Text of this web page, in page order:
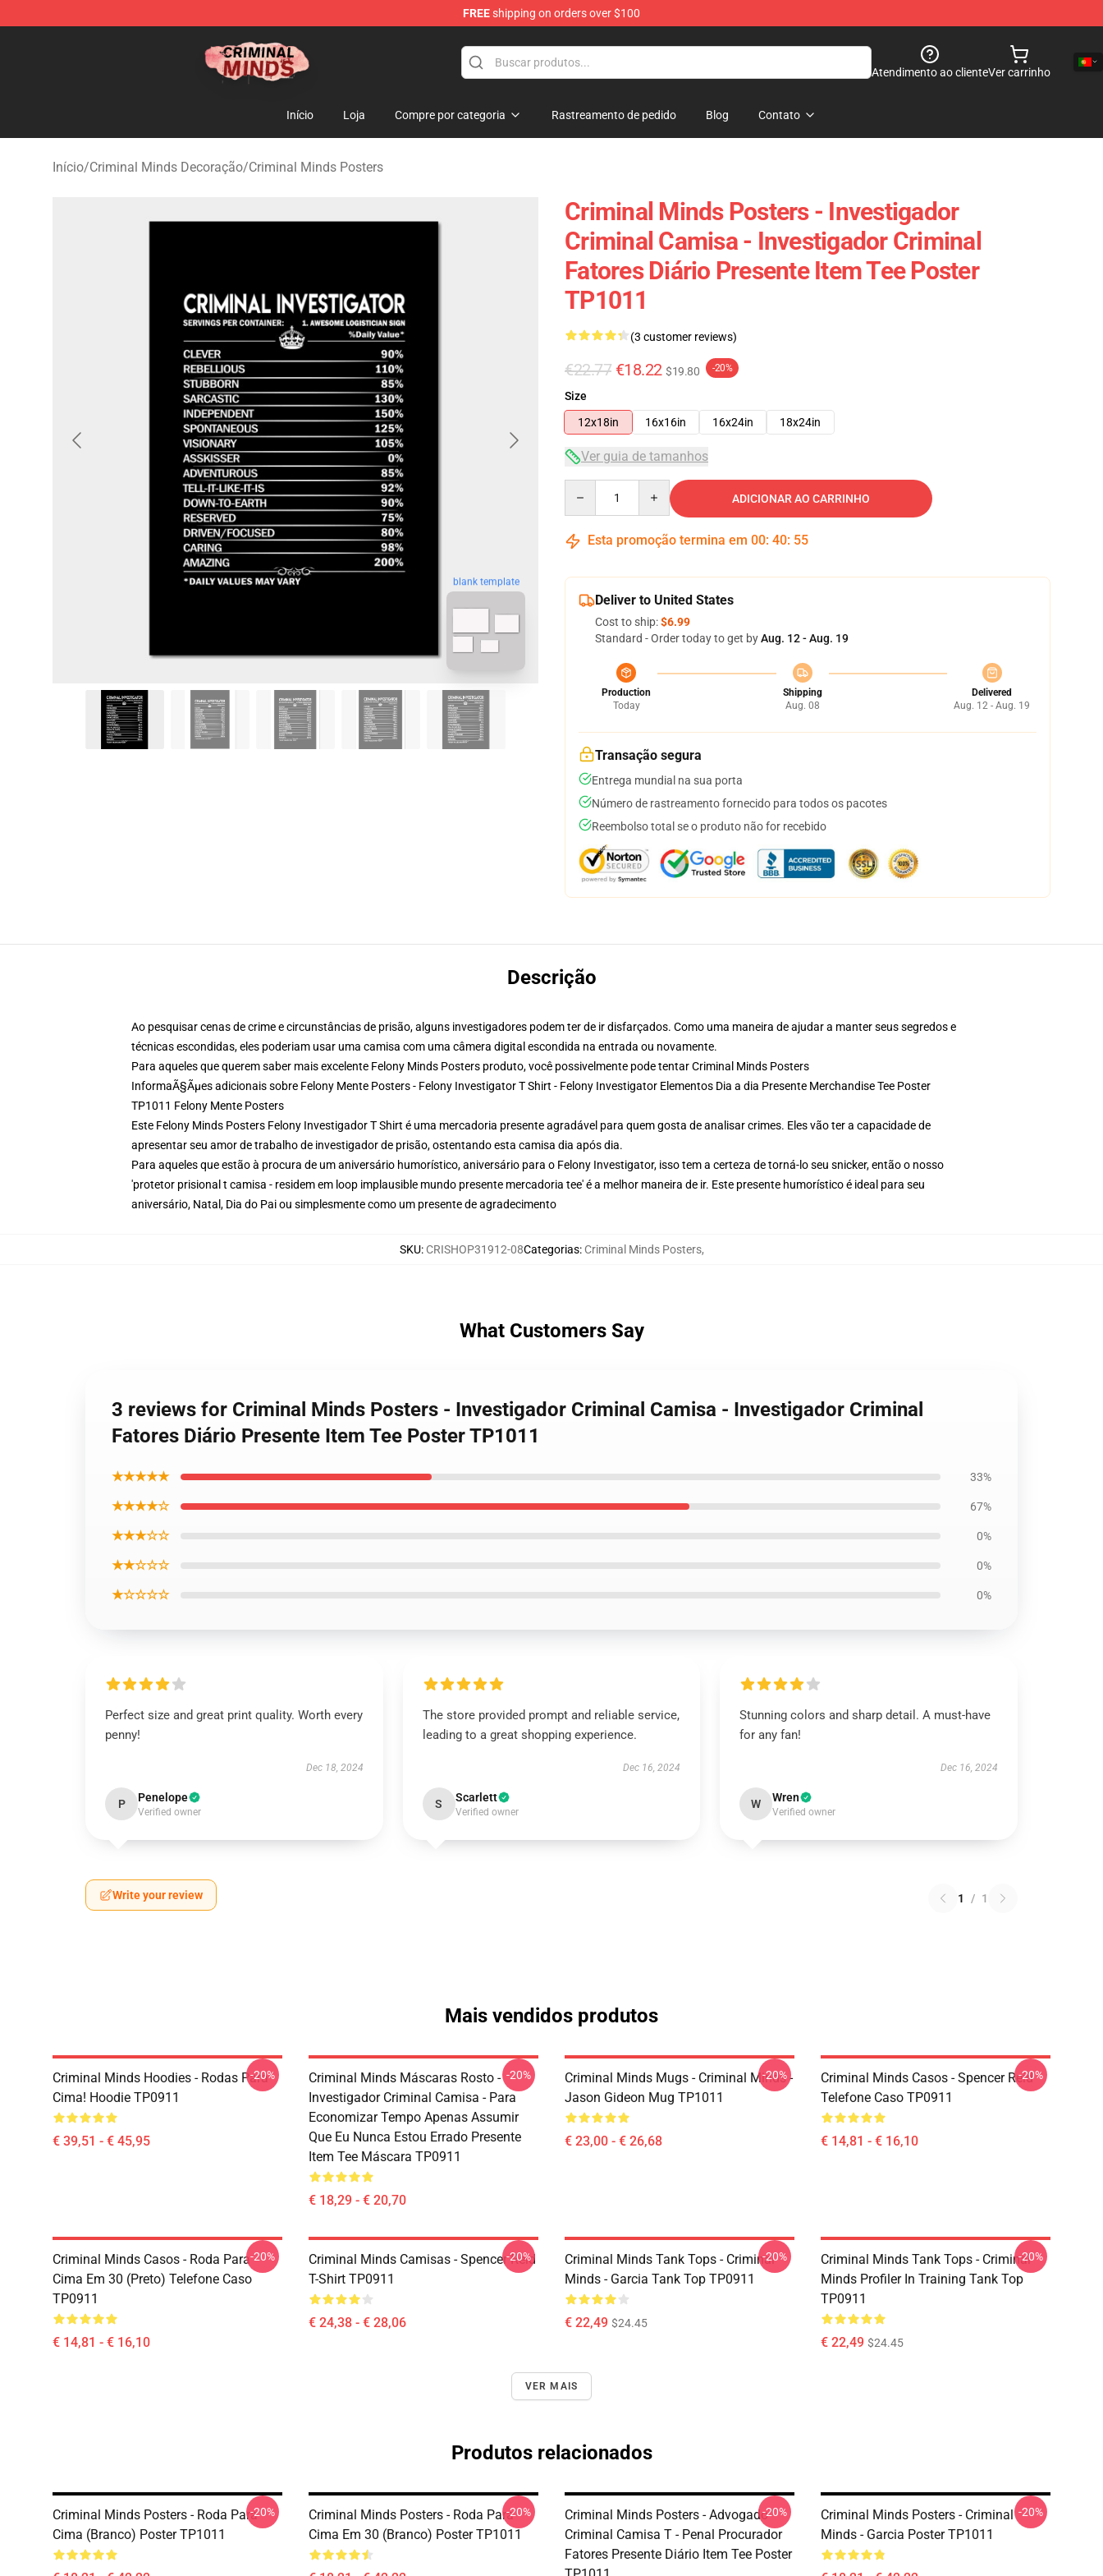
FREEshipping on orders over $100
Criminal Minds Shop - Official Criminal Minds Merchandise Store
Atendimento ao clienteVer carrinho
Início Loja Compre por categoria Rastreamento de pedido Blog Contato
Início/Criminal Minds Decoração/Criminal Minds Posters
blank template
Criminal Minds Posters - Investigador
Criminal Camisa - Investigador Criminal
Fatores Diário Presente Item Tee Poster
TP1011
(3 customer reviews)
€22.77 €18.22 $19.80 -20%
Size
12x18in
16x16in 16x24in 18x24in
Ver guia de tamanhos
ADICIONAR AO CARRINHO
Esta promoção termina em 00: 40: 54
Deliver to United States
Cost to ship:$6.99
Standard - Order today to get byAug. 12 - Aug. 19
Production
Today
Shipping
Aug. 08
Delivered
Aug. 12 - Aug. 19
Transação segura
Entrega mundial na sua porta
Número de rastreamento fornecido para todos os pacotes
Reembolso total se o produto não for recebido
Descrição
Ao pesquisar cenas de crime e circunstâncias de prisão, alguns investigadores podem ter de ir disfarçados. Como uma maneira de ajudar a manter seus segredos e
técnicas escondidas, eles poderiam usar uma camisa com uma câmera digital escondida na entrada ou novamente.
Para aqueles que querem saber mais excelente Felony Minds Posters produto, você possivelmente pode tentarCriminal Minds Posters
InformaÃ§Ãμes adicionais sobre Felony Mente Posters - Felony Investigator T Shirt - Felony Investigator Elementos Dia a dia Presente Merchandise Tee Poster
TP1011 Felony Mente Posters
Este Felony Minds Posters Felony Investigador T Shirt é uma mercadoria presente agradável para quem gosta de analisar crimes. Eles vão ter a capacidade de
apresentar seu amor de trabalho de investigador de prisão, ostentando esta camisa dia após dia.
Para aqueles que estão à procura de um aniversário humorístico, aniversário para o Felony Investigator, isso tem a certeza de torná-lo seu snicker, então o nosso
'protetor prisional t camisa - residem em loop implausible mundo presente mercadoria tee' é a melhor maneira de ir. Este presente humorístico é ideal para seu
aniversário, Natal, Dia do Pai ou simplesmente como um presente de agradecimento
SKU: CRISHOP31912-08Categorias: Criminal Minds Posters,
What Customers Say
3 reviews for Criminal Minds Posters - Investigador Criminal Camisa - Investigador Criminal
Fatores Diário Presente Item Tee Poster TP1011
★★★★★ 33%
★★★★☆ 67%
★★★☆☆ 0%
★★☆☆☆ 0%
★☆☆☆☆ 0%
Perfect size and great print quality. Worth every
penny!
Dec 18, 2024
P Penelope
Verified owner
The store provided prompt and reliable service,
leading to a great shopping experience.
Dec 16, 2024
S Scarlett
Verified owner
Stunning colors and sharp detail. A must-have
for any fan!
Dec 16, 2024
W Wren
Verified owner
Write your review 1 / 1
Mais vendidos produtos
Criminal Minds Hoodies - Rodas Para
Cima! Hoodie TP0911
€ 39,51 - € 45,95
-20%
Criminal Minds Máscaras Rosto -
Investigador Criminal Camisa - Para
Economizar Tempo Apenas Assumir
Que Eu Nunca Estou Errado Presente
Item Tee Máscara TP0911
€ 18,29 - € 20,70
-20%
Criminal Minds Mugs - Criminal Minds -
Jason Gideon Mug TP1011
€ 23,00 - € 26,68
-20%
Criminal Minds Casos - Spencer Reid
Telefone Caso TP0911
€ 14,81 - € 16,10
-20%
Criminal Minds Casos - Roda Para
Cima Em 30 (preto) Telefone Caso
TP0911
€ 14,81 - € 16,10
-20%
Criminal Minds Camisas - Spencer Reid
T-Shirt TP0911
€ 24,38 - € 28,06
-20%
Criminal Minds Tank Tops - Criminal
Minds - Garcia Tank Top TP0911
€ 22,49 $24.45
-20%
Criminal Minds Tank Tops - Criminal
Minds Profiler In Training Tank Top
TP0911
€ 22,49 $24.45
-20%
VER MAIS
Produtos relacionados
Criminal Minds Posters - Roda Para
Cima (branco) Poster TP1011
-20%
Criminal Minds Posters - Roda Para
Cima Em 30 (branco) Poster TP1011
-20%
Criminal Minds Posters - Advogado
Criminal Camisa T - Penal Procurador
Fatores Presente Diário Item Tee Poster
-20%
Criminal Minds Posters - Criminal
Minds - Garcia Poster TP1011
-20%